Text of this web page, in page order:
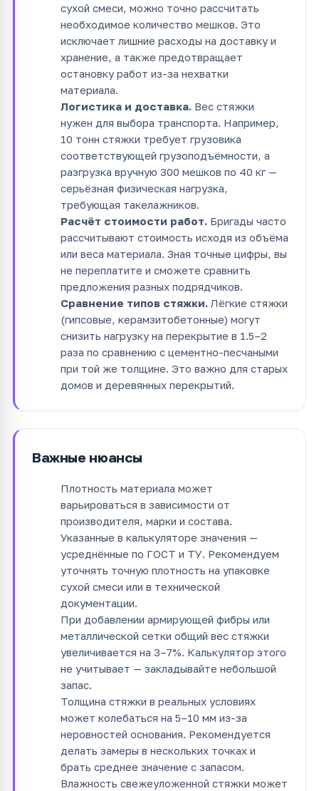
сухой смеси, можно точно рассчитать
необходимое количество мешков. Это
исключает лишние расходы на доставку и
хранение, а также предотвращает
остановку работ из-за нехватки
материала.
Логистика и доставка. Вес стяжки
нужен для выбора транспорта. Например,
10 тонн стяжки требует грузовика
соответствующей грузоподъёмности, а
разгрузка вручную 300 мешков по 40 кг —
серьёзная физическая нагрузка,
требующая такелажников.
Расчёт стоимости работ. Бригады часто
рассчитывают стоимость исходя из объёма
или веса материала. Зная точные цифры, вы
не переплатите и сможете сравнить
предложения разных подрядчиков.
Сравнение типов стяжки. Лёгкие стяжки
(гипсовые, керамзитобетонные) могут
снизить нагрузку на перекрытие в 1.5–2
раза по сравнению с цементно-песчаными
при той же толщине. Это важно для старых
домов и деревянных перекрытий.
Важные нюансы
Плотность материала может
варьироваться в зависимости от
производителя, марки и состава.
Указанные в калькуляторе значения —
усреднённые по ГОСТ и ТУ. Рекомендуем
уточнять точную плотность на упаковке
сухой смеси или в технической
документации.
При добавлении армирующей фибры или
металлической сетки общий вес стяжки
увеличивается на 3–7%. Калькулятор этого
не учитывает — закладывайте небольшой
запас.
Толщина стяжки в реальных условиях
может колебаться на 5–10 мм из-за
неровностей основания. Рекомендуется
делать замеры в нескольких точках и
брать среднее значение с запасом.
Влажность свежеуложенной стяжки может